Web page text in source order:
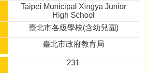
Taipei Municipal Xingya Junior
High School
臺北市各級學校(含幼兒園)
臺北市政府教育局
231